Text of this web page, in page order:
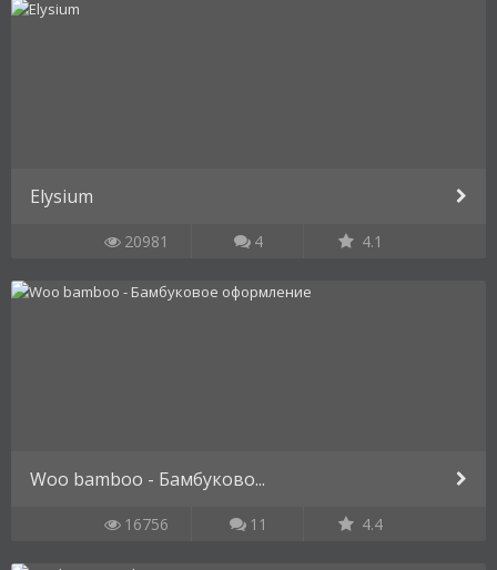
Elysium
20981 4 4.1
Woo bamboo - Бамбуково...
16756 11 4.4